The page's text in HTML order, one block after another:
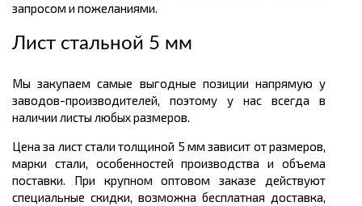
запросом и пожеланиями.
Лист стальной 5 мм
Мы закупаем самые выгодные позиции напрямую у
заводов-производителей, поэтому у нас всегда в
наличии листы любых размеров.
Цена за лист стали толщиной 5 мм зависит от размеров,
марки стали, особенностей производства и объема
поставки. При крупном оптовом заказе действуют
специальные скидки, возможна бесплатная доставка,